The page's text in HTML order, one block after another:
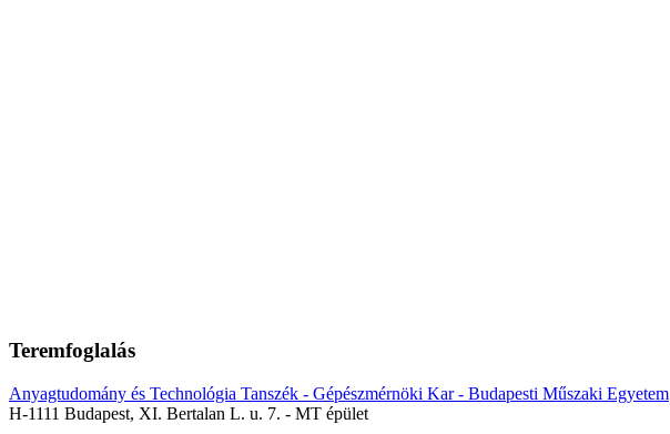
Teremfoglalás
Anyagtudomány és Technológia Tanszék - Gépészmérnöki Kar - Budapesti Műszaki Egyetem
H-1111 Budapest, XI. Bertalan L. u. 7. - MT épület